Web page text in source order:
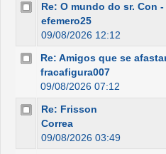
Re: O mundo do sr. Con
efemero25
09/08/2026 12:12
Re: Amigos que se
fracafigura007
09/08/2026 07:12
Re: Frisson
Correa
09/08/2026 03:49